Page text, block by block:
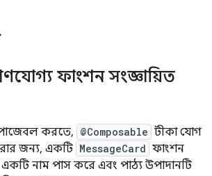
ফাংশন সংজ্ঞায়িত
করতে, @Composable টীকা যোগ
জন্য, একটি MessageCard ফাংশন
নাম পাস করে এবং পাঠ্য উপাদানটি